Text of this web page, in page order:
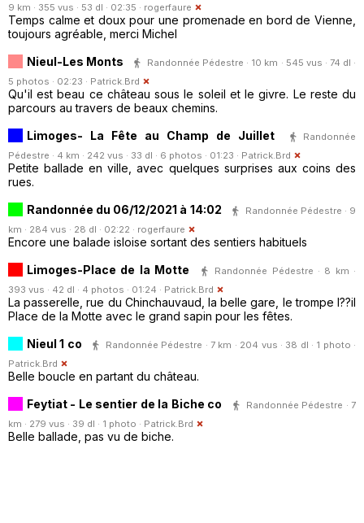
9 km · 355 vus · 53 dl · 02:35 · rogerfaure
Temps calme et doux pour une promenade en bord de Vienne,
toujours agréable, merci Michel
Nieul-Les Monts
Randonnée Pédestre · 10 km · 545 vus · 74 dl ·
5 photos · 02:23 · Patrick.Brd
Qu'il est beau ce château sous le soleil et le givre. Le reste du
parcours au travers de beaux chemins.
Limoges- La Fête au Champ de Juillet
Randonnée
Pédestre · 4 km · 242 vus · 33 dl · 6 photos · 01:23 · Patrick.Brd
Petite ballade en ville, avec quelques surprises aux coins des
rues.
Randonnée du 06/12/2021 à 14:02
Randonnée Pédestre · 9
km · 284 vus · 28 dl · 02:22 · rogerfaure
Encore une balade isloise sortant des sentiers habituels
Limoges-Place de la Motte
Randonnée Pédestre · 8 km ·
393 vus · 42 dl · 4 photos · 01:24 · Patrick.Brd
La passerelle, rue du Chinchauvaud, la belle gare, le trompe l??il
Place de la Motte avec le grand sapin pour les fêtes.
Nieul 1 co
Randonnée Pédestre · 7 km · 204 vus · 38 dl · 1 photo ·
Patrick.Brd
Belle boucle en partant du château.
Feytiat - Le sentier de la Biche co
Randonnée Pédestre · 7
km · 279 vus · 39 dl · 1 photo · Patrick.Brd
Belle ballade, pas vu de biche.